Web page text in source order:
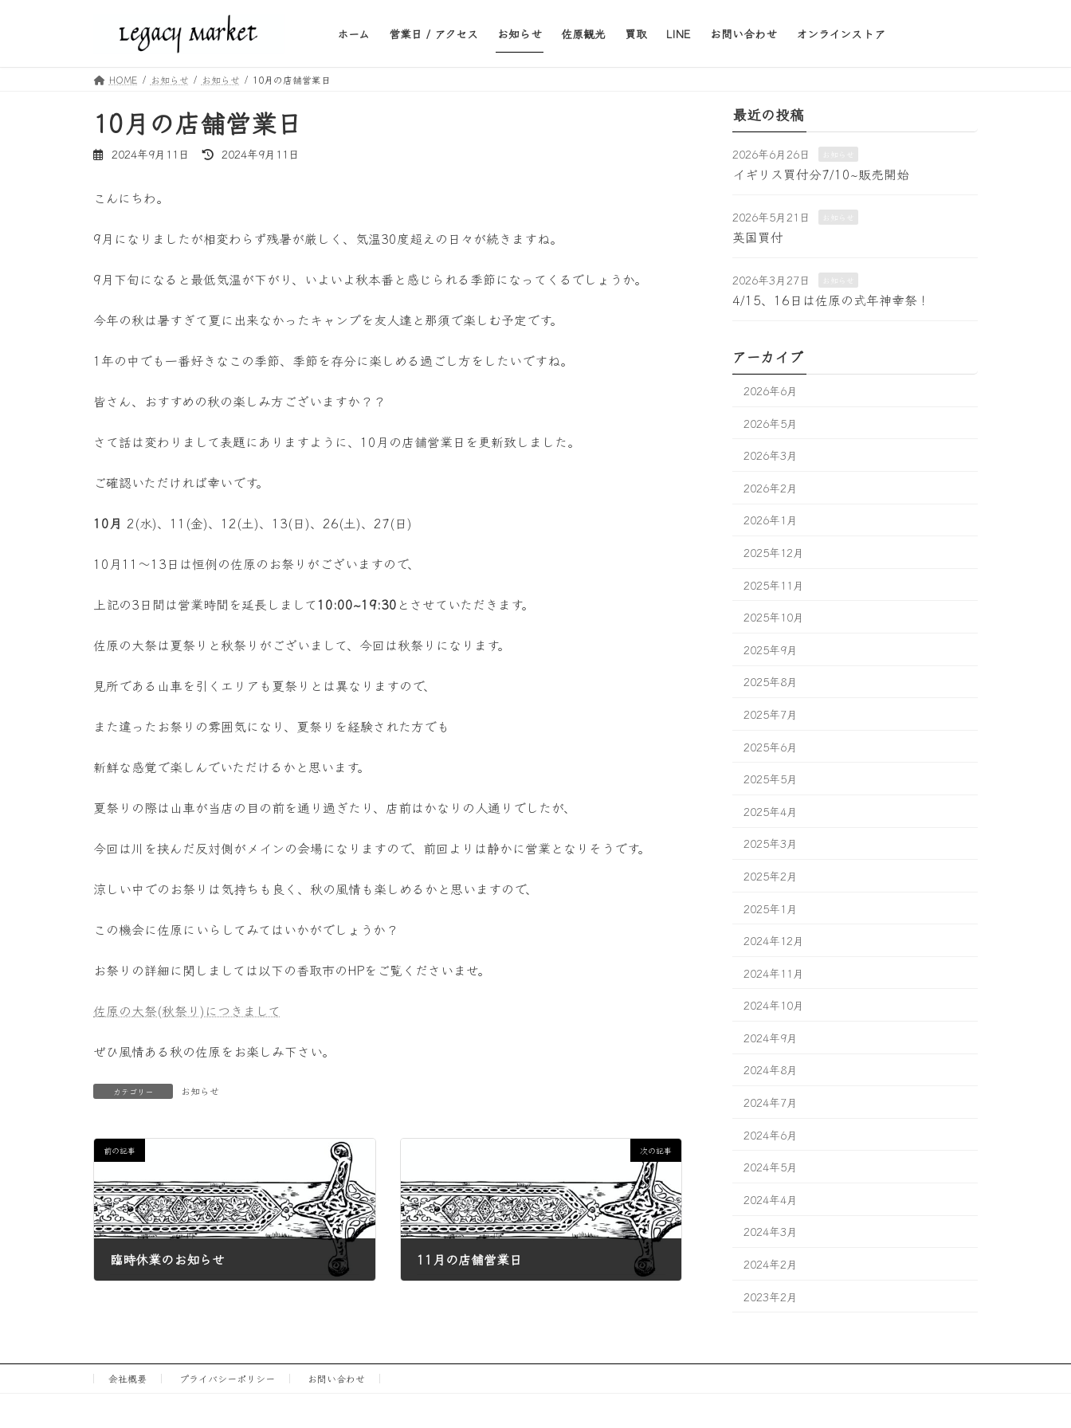
ホーム 営業日 / アクセス お知らせ 佐原観光 買取 LINE お問い合わせ オンラインストア
HOME お知らせ お知らせ 10月の店舗営業日
10月の店舗営業日
2024年9月11日
最
時
:
2024年9月11日
こんにちわ。
9月になりましたが相変わらず残暑が厳しく、気温30度超えの日々が続きますね。
9月下旬になると最低気温が下がり、いよいよ秋本番と感じられる季節になってくるでしょうか。
今年の秋は暑すぎて夏に出来なかったキャンプを友人達と那須で楽しむ予定です。
1年の中でも一番好きなこの季節、季節を存分に楽しめる過ごし方をしたいですね。
皆さん、おすすめの秋の楽しみ方ございますか？？
さて話は変わりまして表題にありますように、10月の店舗営業日を更新致しました。
ご確認いただければ幸いです。
10月 2(水)、11(金)、12(土)、13(日)、26(土)、27(日)
10月11〜13日は恒例の佐原のお祭りがございますので、
上記の3日間は営業時間を延長しまして10:00~19:30 とさせていただきます。
佐原の大祭は夏祭りと秋祭りがございまして、今回は秋祭りになります。
見所である山車を引くエリアも夏祭りとは異なりますので、
また違ったお祭りの雰囲気になり、夏祭りを経験された方でも
新鮮な感覚で楽しんでいただけるかと思います。
夏祭りの際は山車が当店の目の前を通り過ぎたり、店前はかなりの人通りでしたが、
今回は川を挟んだ反対側がメインの会場になりますので、前回よりは静かに営業となりそうです。
涼しい中でのお祭りは気持ちも良く、秋の風情も楽しめるかと思いますので、
この機会に佐原にいらしてみてはいかがでしょうか？
お祭りの詳細に関しましては以下の香取市のHPをご覧くださいませ。
佐原の大祭(秋祭り)につきまして
ぜひ風情ある秋の佐原をお楽しみ下さい。
カテゴリー お知らせ
前の記事
臨時休業のお知らせ
次の記事
11月の店舗営業日
最近の投稿
2026年6月26日
イギリス買付分7/10~販売開始
2026年5月21日
英国買付
2026年3月27日
4/15、16日は佐原の式年神幸祭！
アーカイブ
2026年6月
2026年5月
2026年3月
2026年2月
2026年1月
2025年12月
2025年11月
2025年10月
2025年9月
2025年8月
2025年7月
2025年6月
2025年5月
2025年4月
2025年3月
2025年2月
2025年1月
2024年12月
2024年11月
2024年10月
2024年9月
2024年8月
2024年7月
2024年6月
2024年5月
2024年4月
2024年3月
2024年2月
2023年2月
会社概要 プライバシーポリシー お問い合わせ